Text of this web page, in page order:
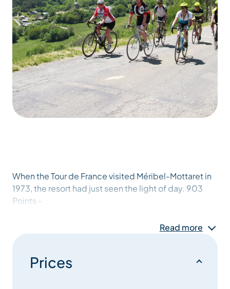
When the Tour de France visited Méribel-Mottaret in
1973, the resort had just seen the light of day. 903
Points -
Read more
Prices